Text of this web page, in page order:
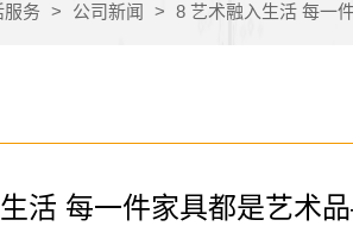
服务 > 公司新闻 > 8 艺术融入生活 每一
活 每一件家具都是艺术